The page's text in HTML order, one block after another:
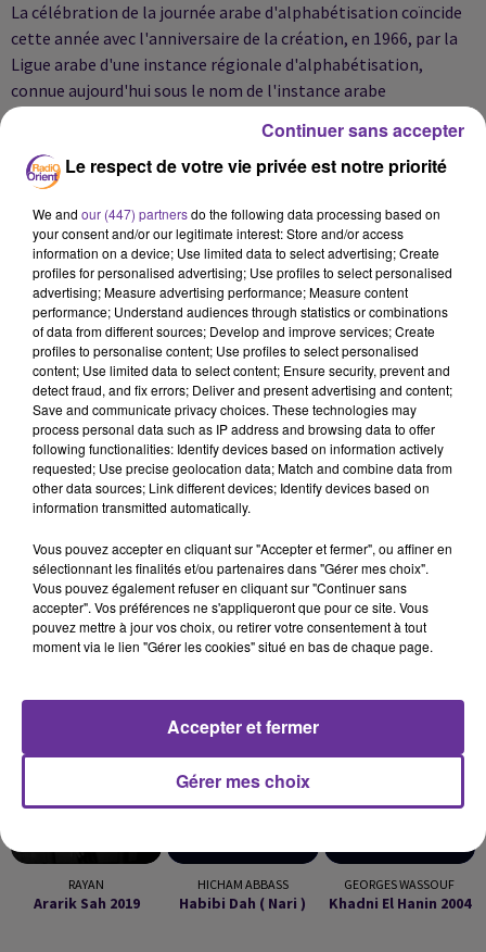
La célébration de la journée arabe d'alphabétisation coïncide
cette année avec l'anniversaire de la création, en 1966, par la
Ligue arabe d'une instance régionale d'alphabétisation,
connue aujourd'hui sous le nom de l'instance arabe
d'alphabétisation et d'enseignement pour adultes.
Le nombre d'analphabètes dans les pays arabes avoisinerait
les 97 millions,soit un taux de 27% de la population arabe,
selon les statistiques établies en 2013 par l'Organisation
arabe pour l'éducation, la culture et les sciences(ALECSO).
APS/Lemag.ma
LA PLAYLIST
RAYAN
Ararik Sah 2019
HICHAM ABBASS
Habibi Dah ( Nari )
GEORGES WASSOUF
Khadni El Hanin 2004
Le respect de votre vie privée est notre priorité
We and our (447) partnersdo the following data processing based on
your consent and/or our legitimate interest: Store and/or access
information on a device; Use limited data to select advertising; Create
profiles for personalised advertising; Use profiles to select personalised
advertising; Measure advertising performance; Measure content
performance; Understand audiences through statistics or combinations
of data from different sources; Develop and improve services; Create
profiles to personalise content; Use profiles to select personalised
content; Use limited data to select content; Ensure security, prevent and
detect fraud, and fix errors; Deliver and present advertising and content;
Save and communicate privacy choices. These technologies may
process personal data such as IP address and browsing data to offer
following functionalities: Identify devices based on information actively
requested; Use precise geolocation data; Match and combine data from
other data sources; Link different devices; Identify devices based on
information transmitted automatically.
Vous pouvez accepter en cliquant sur "Accepter et fermer", ou affiner en
sélectionnant les finalités et/ou partenaires dans "Gérer mes choix".
Vous pouvez également refuser en cliquant sur "Continuer sans
accepter". Vos préférences ne s'appliqueront que pour ce site. Vous
pouvez mettre à jour vos choix, ou retirer votre consentement à tout
moment via le lien "Gérer les cookies" situé en bas de chaque page.
Gérer mes choix
Accepter et fermer
Continuer sans accepter